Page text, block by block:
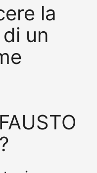
la
un